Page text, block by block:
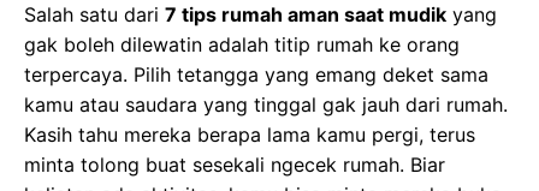
Salah satu dari 7 tips rumah aman saat mudik yang
gak boleh dilewatin adalah titip rumah ke orang
terpercaya. Pilih tetangga yang emang deket sama
kamu atau saudara yang tinggal gak jauh dari rumah.
Kasih tahu mereka berapa lama kamu pergi, terus
minta tolong buat sesekali ngecek rumah. Biar